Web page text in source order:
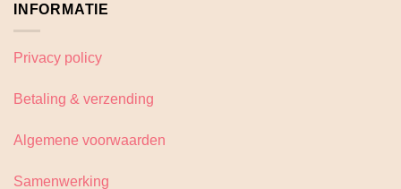
INFORMATIE
Privacy policy
Betaling & verzending
Algemene voorwaarden
Samenwerking